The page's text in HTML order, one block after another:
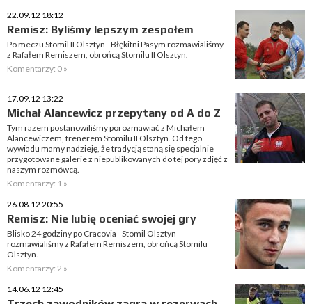
22.09.12 18:12
Remisz: Byliśmy lepszym zespołem
Po meczu Stomil II Olsztyn - Błękitni Pasym rozmawialiśmy
z Rafałem Remiszem, obrońcą Stomilu II Olsztyn.
Komentarzy: 0 »
17.09.12 13:22
Michał Alancewicz przepytany od A do Z
Tym razem postanowiliśmy porozmawiać z Michałem
Alancewiczem, trenerem Stomilu II Olsztyn. Od tego
wywiadu mamy nadzieję, że tradycją staną się specjalnie
przygotowane galerie z niepublikowanych do tej pory zdjęć z
naszym rozmówcą.
Komentarzy: 1 »
26.08.12 20:55
Remisz: Nie lubię oceniać swojej gry
Blisko 24 godziny po Cracovia - Stomil Olsztyn
rozmawialiśmy z Rafałem Remiszem, obrońcą Stomilu
Olsztyn.
Komentarzy: 2 »
14.06.12 12:45